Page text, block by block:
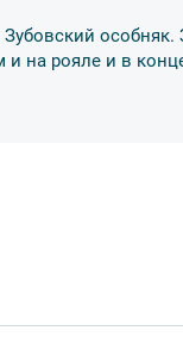
экскурсант
объекта.
и на рояле и в